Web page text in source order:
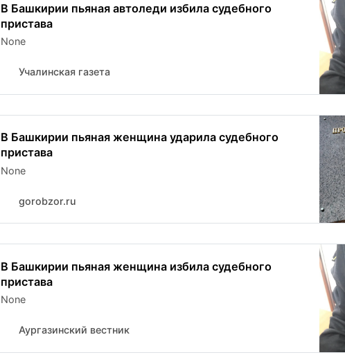
В Башкирии пьяная автоледи избила судебного
пристава
None
Учалинская газета
В Башкирии пьяная женщина ударила судебного
пристава
None
gorobzor.ru
В Башкирии пьяная женщина избила судебного
пристава
None
Аургазинский вестник